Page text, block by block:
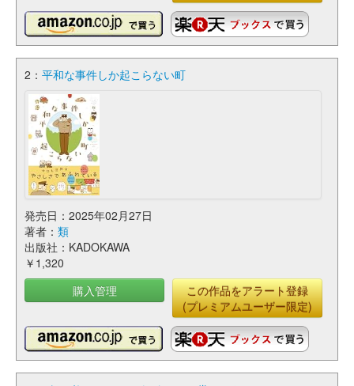
2： 平和な事件しか起こらない町
発売日：2025年02月27日
著者： 類
出版社：KADOKAWA
￥1,320
購入管理
この作品をアラート登録
(プレミアムユーザー限定)